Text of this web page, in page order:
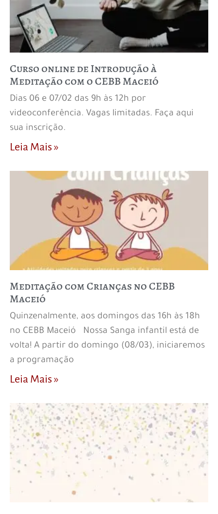
Curso online de Introdução à
Meditação com o CEBB Maceió
Dias 06 e 07/02 das 9h às 12h por
videoconferência. Vagas limitadas. Faça aqui
sua inscrição.
Leia Mais »
Meditação com Crianças no CEBB
Maceió
Quinzenalmente, aos domingos das 16h às 18h
no CEBB Maceió Nossa Sanga infantil está de
volta! A partir do domingo (08/03), iniciaremos
a programação
Leia Mais »